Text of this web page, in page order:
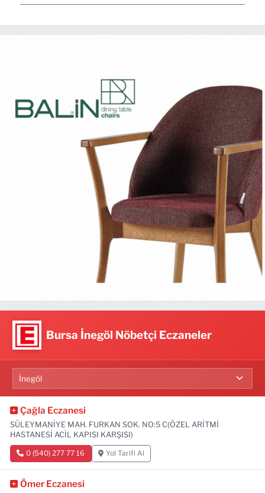
Bursa İnegöl Nöbetçi Eczaneler
Çağla Eczanesi
SÜLEYMANİYE MAH. FURKAN SOK. NO:5 C(ÖZEL ARİTMİ
HASTANESİ ACİL KAPISI KARŞISI)
0 (540) 277 77 16 Yol Tarifi Al
Ömer Eczanesi